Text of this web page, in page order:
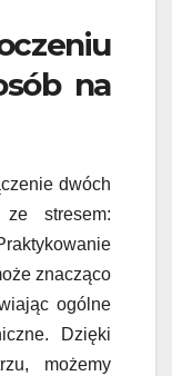
na
dwóch
stresem:
znacząco
ogólne
Dzięki
możemy